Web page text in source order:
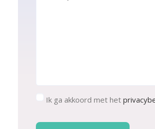
Consent *
Ik ga akkoord met het